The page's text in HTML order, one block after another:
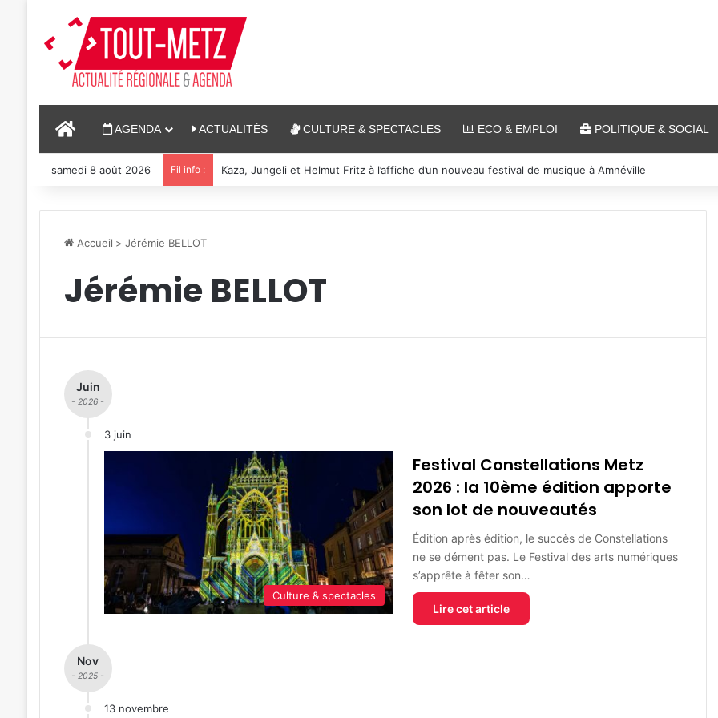
ACCUEILAGENDA ACTUALITÉS CULTURE & SPECTACLES ECO & EMPLOI POLITIQUE & SOCIAL
samedi 8 août 2026 Fil info : Reconstitution, spectacles et cinéma pour l’édition 2026 de « Ça tombe comme à Gravelotte »
Accueil > Jérémie BELLOT
Jérémie BELLOT
Juin
- 2026 -
3 juin
Culture & spectacles
Festival Constellations Metz
2026 : la 10ème édition apporte
son lot de nouveautés
Édition après édition, le succès de Constellations
ne se dément pas. Le Festival des arts numériques
s’apprête à fêter son…
Lire cet article
Nov
- 2025 -
13 novembre